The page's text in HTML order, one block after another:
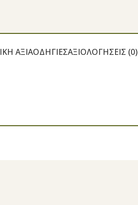
ΑΞΊΑΟΔΗΓΊΕΣΑΞΙΟΛΟΓΉΣΕΙΣ (0)